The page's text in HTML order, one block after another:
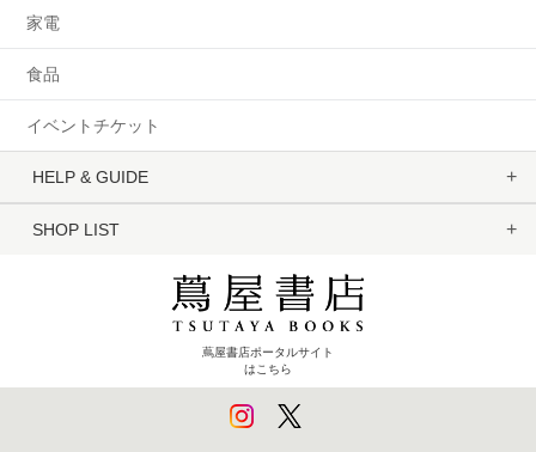
家電
食品
イベントチケット
HELP & GUIDE
SHOP LIST
蔦屋書店ポータルサイト
はこちら